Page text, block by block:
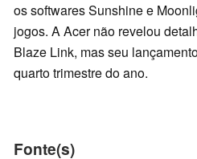
os softwares Sunshine e
jogos. A Acer não revelou
Blaze Link, mas seu
quarto trimestre do ano.
Fonte(s)